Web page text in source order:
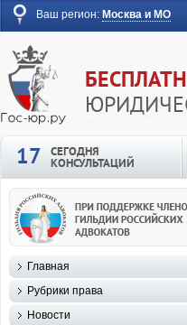
Ваш регион: Москва и МО
17
СЕГОДНЯ
КОНСУЛЬТАЦИЙ
Главная
Рубрики права
Новости